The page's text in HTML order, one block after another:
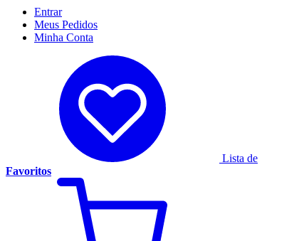
Entrar
Meus Pedidos
Minha Conta
Lista de
Favoritos